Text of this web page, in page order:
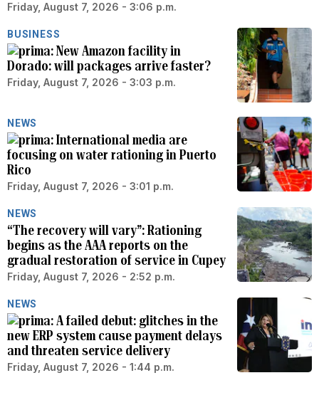
Friday, August 7, 2026 - 3:06 p.m.
BUSINESS
New Amazon facility in
Dorado: will packages arrive faster?
Friday, August 7, 2026 - 3:03 p.m.
NEWS
International media are
focusing on water rationing in Puerto
Rico
Friday, August 7, 2026 - 3:01 p.m.
NEWS
“The recovery will vary”: Rationing
begins as the AAA reports on the
gradual restoration of service in Cupey
Friday, August 7, 2026 - 2:52 p.m.
NEWS
A failed debut: glitches in the
new ERP system cause payment delays
and threaten service delivery
Friday, August 7, 2026 - 1:44 p.m.